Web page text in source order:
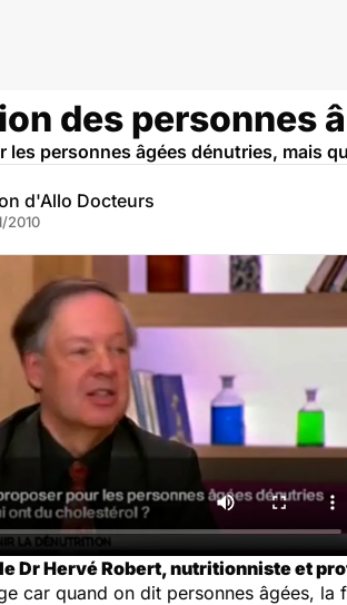
des personnes
les personnes âgées dénutries, mais
d'Allo Docteurs
2010
Dr Hervé Robert, nutritionniste et
car quand on dit personnes âgées,